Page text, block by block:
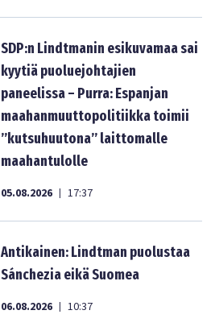
SDP:n Lindtmanin esikuvamaa sai
kyytiä puoluejohtajien
paneelissa – Purra: Espanjan
maahanmuuttopolitiikka toimii
”kutsuhuutona” laittomalle
maahantulolle
05.08.2026 | 17:37
Antikainen: Lindtman puolustaa
Sánchezia eikä Suomea
06.08.2026 | 10:37